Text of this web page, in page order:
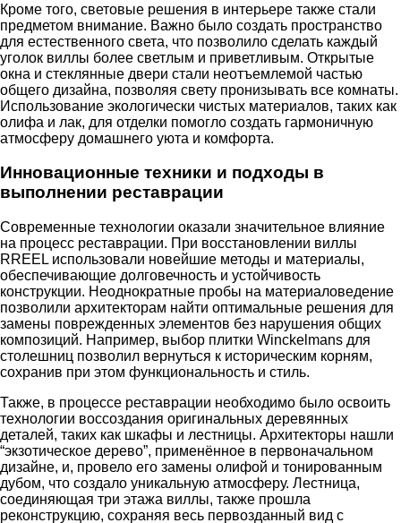
Кроме того, световые решения в интерьере также стали
предметом внимание. Важно было создать пространство
для естественного света, что позволило сделать каждый
уголок виллы более светлым и приветливым. Открытые
окна и стеклянные двери стали неотъемлемой частью
общего дизайна, позволяя свету пронизывать все комнаты.
Использование экологически чистых материалов, таких как
олифа и лак, для отделки помогло создать гармоничную
атмосферу домашнего уюта и комфорта.
Инновационные техники и подходы в
выполнении реставрации
Современные технологии оказали значительное влияние
на процесс реставрации. При восстановлении виллы
RREEL использовали новейшие методы и материалы,
обеспечивающие долговечность и устойчивость
конструкции. Неоднократные пробы на материаловедение
позволили архитекторам найти оптимальные решения для
замены поврежденных элементов без нарушения общих
композиций. Например, выбор плитки Winckelmans для
столешниц позволил вернуться к историческим корням,
сохранив при этом функциональность и стиль.
Также, в процессе реставрации необходимо было освоить
технологии воссоздания оригинальных деревянных
деталей, таких как шкафы и лестницы. Архитекторы нашли
“экзотическое дерево”, применённое в первоначальном
дизайне, и, провело его замены олифой и тонированным
дубом, что создало уникальную атмосферу. Лестница,
соединяющая три этажа виллы, также прошла
реконструкцию, сохраняя весь первозданный вид с